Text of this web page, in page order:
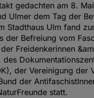
gedachten am 8.
Ulmer dem Tag der
Stadthaus Ulm fand
der Befreiung vom
Freidenkerinnen
des
der Vereinigung der
der
statt.